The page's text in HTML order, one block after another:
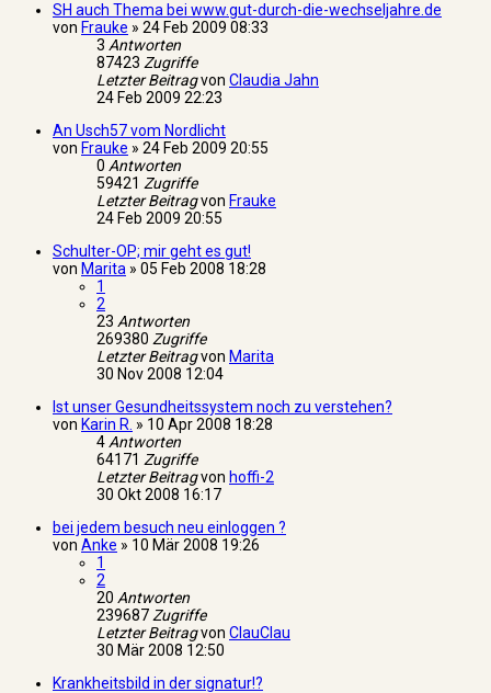
SH auch Thema bei www.gut-durch-die-wechseljahre.de
von Frauke » 24 Feb 2009 08:33
3 Antworten
87423 Zugriffe
Letzter Beitragvon Claudia Jahn
24 Feb 2009 22:23
An Usch57 vom Nordlicht
von Frauke » 24 Feb 2009 20:55
0 Antworten
59421 Zugriffe
Letzter Beitragvon Frauke
24 Feb 2009 20:55
Schulter-OP; mir geht es gut!
von Marita » 05 Feb 2008 18:28
1
2
23 Antworten
269380 Zugriffe
Letzter Beitragvon Marita
30 Nov 2008 12:04
Ist unser Gesundheitssystem noch zu verstehen?
von Karin R. » 10 Apr 2008 18:28
4Antworten
64171 Zugriffe
Letzter Beitragvon hoffi-2
30 Okt 2008 16:17
bei jedem besuch neu einloggen ?
von Anke » 10 Mär 2008 19:26
1
2
20 Antworten
239687Zugriffe
Letzter Beitragvon ClauClau
30 Mär 2008 12:50
Krankheitsbild in der signatur!?